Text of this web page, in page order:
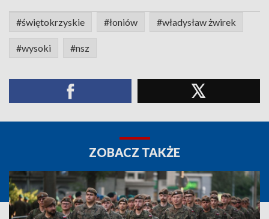
#świętokrzyskie #łoniów #władysław żwirek
#wysoki #nsz
ZOBACZ TAKŻE